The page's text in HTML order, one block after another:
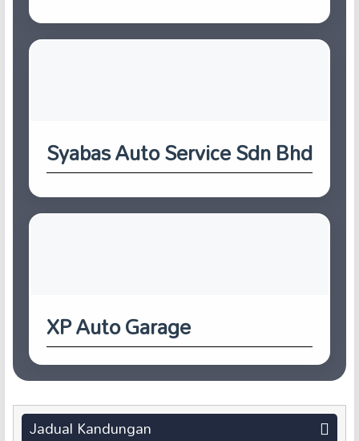
Syabas Auto Service Sdn Bhd
XP Auto Garage
Jadual Kandungan